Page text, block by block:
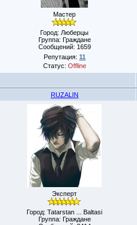
Мастер
Город: Люберцы
Группа: Граждане
Сообщений: 1659
Репутация: 11
Статус: Offline
RUZALIN
Эксперт
Город: Tatarstan ... Baltasi
Группа: Граждане